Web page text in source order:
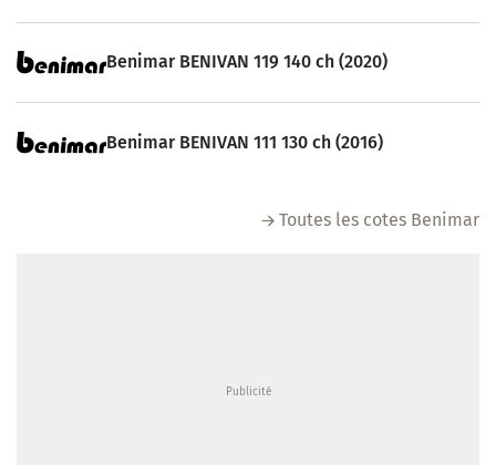
Benimar BENIVAN 119 140 ch (2020)
Benimar BENIVAN 111 130 ch (2016)
Toutes les cotes Benimar